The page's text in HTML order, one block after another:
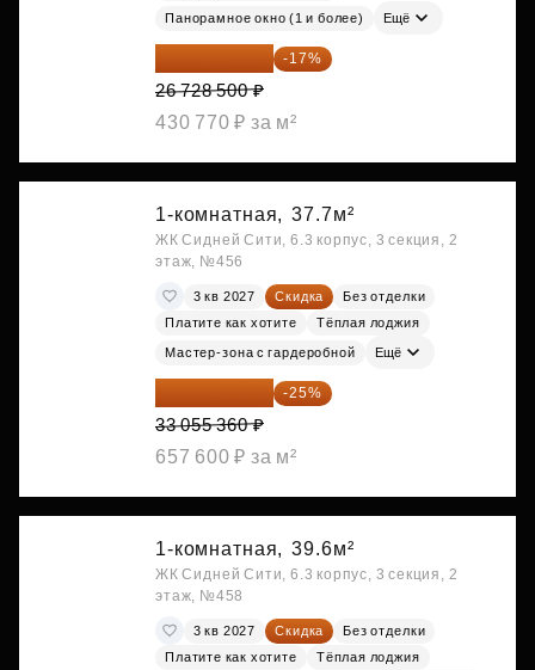
Панорамное окно (1 и более) Ещё
22 184 655 ₽ -17%
26 728 500 ₽
430 770 ₽ за м²
1-комнатная, 37.7м²
ЖК Сидней Сити, 6.3 корпус, 3 секция, 2
этаж, №456
3 кв 2027 Скидка
Без отделки
Платите как хотите
Тёплая лоджия
Мастер-зона с гардеробной Ещё
24 791 520 ₽ -25%
33 055 360 ₽
657 600 ₽ за м²
1-комнатная, 39.6м²
ЖК Сидней Сити, 6.3 корпус, 3 секция, 2
этаж, №458
3 кв 2027 Скидка
Без отделки
Платите как хотите
Тёплая лоджия